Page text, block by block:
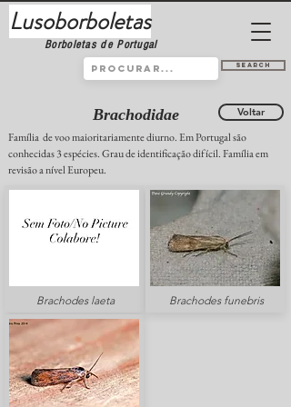
Lusoborboletas
Borboletas de Portugal
Search
Brachodidae Voltar
Família de voo maioritariamente diurno. Em Portugal são
conhecidas 3 espécies. Grau de identificação difícil. Família em
revisão a nível Europeu.
Brachodes laeta Brachodes funebris